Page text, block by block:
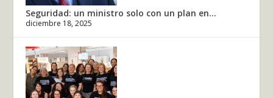
Seguridad: un ministro solo con un plan en...
diciembre 18, 2025